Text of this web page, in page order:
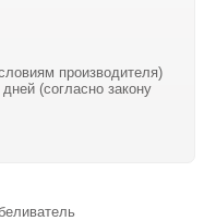
производителя)
(согласно закону